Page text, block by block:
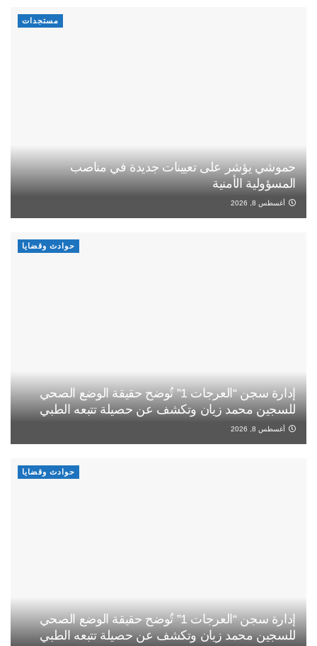
مستجدات
حموشي يؤشر على تعيينات جديدة في مناصب
المسؤولية الأمنية
أغسطس 8, 2026
حوادث وقضايا
إدارة سجن “العرجات 1” تُوضح حقيقة الوضع الصحي
للسجين محمد زيان وتكشف عن حصيلة تتبعه الطبي
أغسطس 8, 2026
حوادث وقضايا
إدارة سجن “العرجات 1” تُوضح حقيقة الوضع الصحي
للسجين محمد زيان وتكشف عن حصيلة تتبعه الطبي